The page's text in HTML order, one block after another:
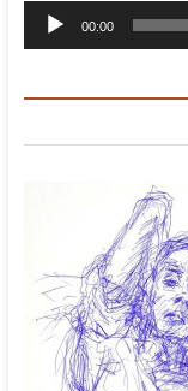
Odtwarzacz
plików
00:00